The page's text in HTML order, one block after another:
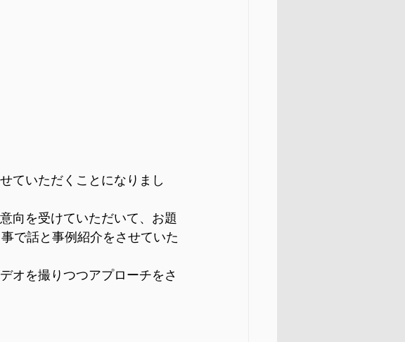
ていただくことになりまし
向を受けていただいて、お題
で話と事例紹介をさせていた
オを撮りつつアプローチをさ